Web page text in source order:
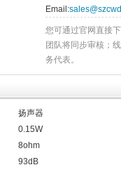
Email:
您可通过官网直接
团队将同步审核；
务代表。
扬声器
0.15W
8ohm
93dB